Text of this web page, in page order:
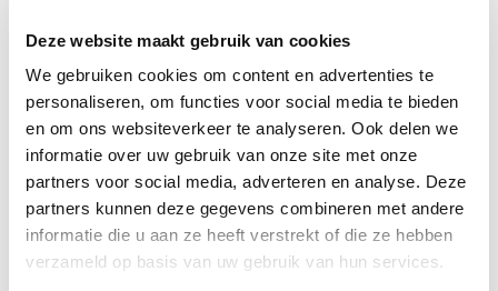
Deze website maakt gebruik van cookies
We gebruiken cookies om content en advertenties te
personaliseren, om functies voor social media te bieden
en om ons websiteverkeer te analyseren. Ook delen we
informatie over uw gebruik van onze site met onze
partners voor social media, adverteren en analyse. Deze
partners kunnen deze gegevens combineren met andere
informatie die u aan ze heeft verstrekt of die ze hebben
verzameld op basis van uw gebruik van hun services.
In fases aan het werk